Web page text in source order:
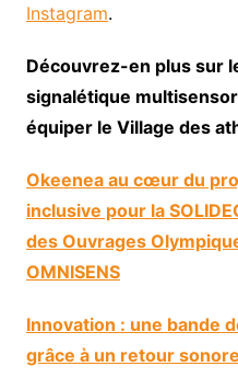
Instagram.
Découvrez-en plus sur
signalétique
équiper le Village des
Okeenea au cœur du
inclusive pour la
des Ouvrages
OMNISENS
Innovation : une bande
grâce à un retour sonore